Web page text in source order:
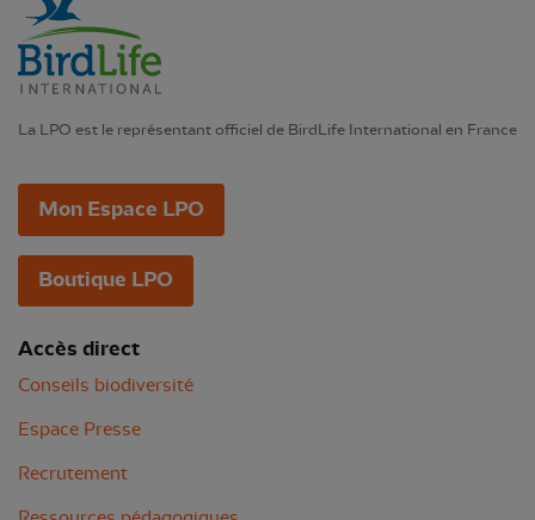
La LPO est le représentant officiel de BirdLife International en France
Mon Espace LPO
Boutique LPO
Accès direct
Conseils biodiversité
Espace Presse
Recrutement